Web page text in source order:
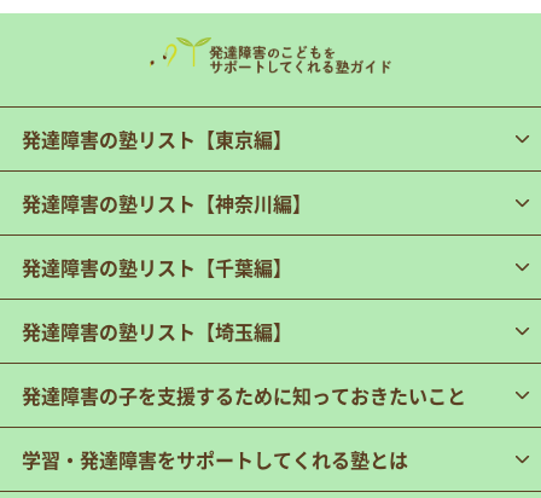
発達障害の塾リスト【東京編】
発達障害の塾リスト【神奈川編】
発達障害の塾リスト【千葉編】
発達障害の塾リスト【埼玉編】
発達障害の子を支援するために知っておきたいこと
学習・発達障害をサポートしてくれる塾とは